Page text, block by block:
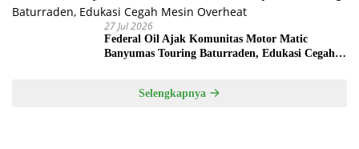
27 Jul 2026
Federal Oil Ajak Komunitas Motor Matic
Banyumas Touring Baturraden, Edukasi Cegah
Selengkapnya